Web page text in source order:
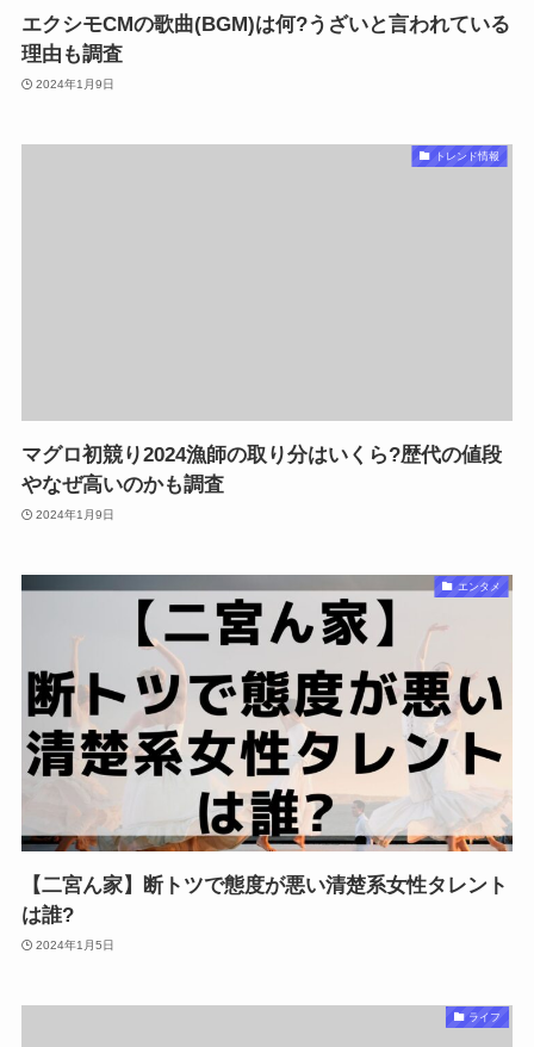
エクシモCMの歌曲(BGM)は何?うざいと言われている
理由も調査
2024年1月9日
トレンド情報
マグロ初競り2024漁師の取り分はいくら?歴代の値段
やなぜ高いのかも調査
2024年1月9日
エンタメ
【二宮ん家】断トツで態度が悪い清楚系女性タレント
は誰?
2024年1月5日
ライフ